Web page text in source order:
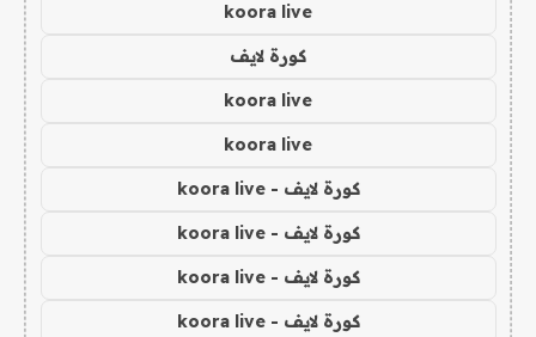
koora live
كورة لايف
koora live
koora live
كورة لايف - koora live
كورة لايف - koora live
كورة لايف - koora live
كورة لايف - koora live